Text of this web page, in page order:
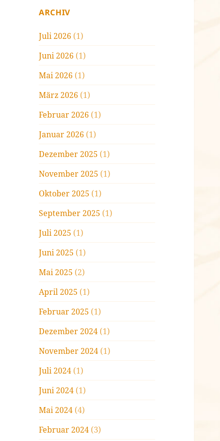
ARCHIV
Juli 2026 (1)
Juni 2026 (1)
Mai 2026 (1)
März 2026 (1)
Februar 2026 (1)
Januar 2026 (1)
Dezember 2025 (1)
November 2025 (1)
Oktober 2025 (1)
September 2025 (1)
Juli 2025 (1)
Juni 2025 (1)
Mai 2025 (2)
April 2025 (1)
Februar 2025 (1)
Dezember 2024 (1)
November 2024 (1)
Juli 2024 (1)
Juni 2024 (1)
Mai 2024 (4)
Februar 2024 (3)